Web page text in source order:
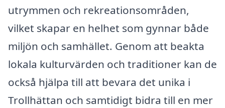
utrymmen och rekreationsområden,
vilket skapar en helhet som gynnar både
miljön och samhället. Genom att beakta
lokala kulturvärden och traditioner kan de
också hjälpa till att bevara det unika i
Trollhättan och samtidigt bidra till en mer